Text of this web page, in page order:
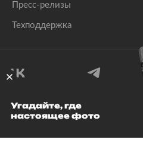
Пресс-релизы
Техподдержка
© 1999–2026 Все
Угадайте, где
настоящее фото